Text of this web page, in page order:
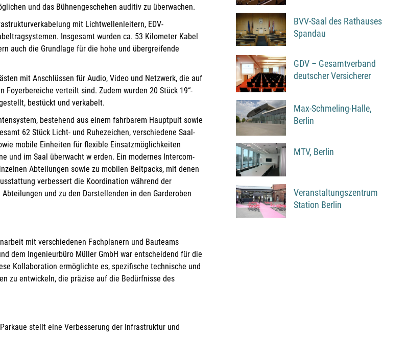
und das Bühnengeschehen auditiv zu überwachen​.
mit Lichtwellenleitern, EDV-
Insgesamt wurden ca. 53 Kilometer Kabel
auch die Grundlage für die hohe und übergreifende
mit Anschlüssen für Audio, Video und Netzwerk, die auf
verteilt sind. Zudem wurden 20 Stück 19“-
bestückt und verkabelt.
bestehend aus einem fahrbarem Hauptpult sowie
62 Stück Licht- und Ruhezeichen, verschiedene Saal-
mobile Einheiten für flexible Einsatzmöglichkeiten
und im Saal überwacht w erden. Ein modernes Intercom-
Abteilungen sowie zu mobilen Beltpacks, mit denen
verbessert die Koordination während der
und zu den Darstellenden​ in den Garderoben
mit verschiedenen Fachplanern und Bauteams
dem Ingenieurbüro Müller GmbH war entscheidend für die
Kollaboration ermöglichte es, spezifische technische und
zu entwickeln, die präzise auf die Bedürfnisse des
stellt eine Verbesserung der Infrastruktur und
BVV-Saal des Rathauses
Spandau
GDV – Gesamtverband
deutscher Versicherer
Max-Schmeling-Halle,
Berlin
MTV, Berlin
Veranstaltungszentrum
Station Berlin